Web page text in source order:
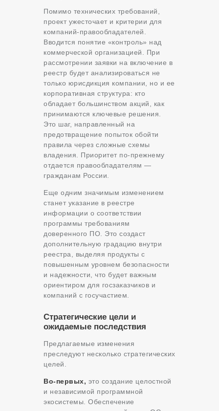
Помимо технических требований,
проект ужесточает и критерии для
компаний-правообладателей.
Вводится понятие «контроль» над
коммерческой организацией. При
рассмотрении заявки на включение в
реестр будет анализироваться не
только юрисдикция компании, но и ее
корпоративная структура: кто
обладает большинством акций, как
принимаются ключевые решения.
Это шаг, направленный на
предотвращение попыток обойти
правила через сложные схемы
владения. Приоритет по-прежнему
отдается правообладателям —
гражданам России.
Еще одним значимым изменением
станет указание в реестре
информации о соответствии
программы требованиям
доверенного ПО. Это создаст
дополнительную градацию внутри
реестра, выделяя продукты с
повышенным уровнем безопасности
и надежности, что будет важным
ориентиром для госзаказчиков и
компаний с госучастием.
Стратегические цели и
ожидаемые последствия
Предлагаемые изменения
преследуют несколько стратегических
целей.
Во-первых, это создание целостной
и независимой программной
экосистемы. Обеспечение